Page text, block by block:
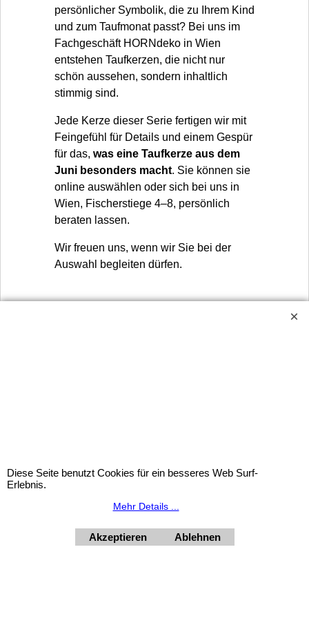
persönlicher Symbolik, die zu Ihrem Kind
und zum Taufmonat passt? Bei uns im
Fachgeschäft HORNdeko in Wien
entstehen Taufkerzen, die nicht nur
schön aussehen, sondern inhaltlich
stimmig sind.
Jede Kerze dieser Serie fertigen wir mit
Feingefühl für Details und einem Gespür
für das, was eine Taufkerze aus dem
Juni besonders macht. Sie können sie
online auswählen oder sich bei uns in
Wien, Fischerstiege 4–8, persönlich
beraten lassen.
Wir freuen uns, wenn wir Sie bei der
Auswahl begleiten dürfen.
+4369910554131
Diese Seite benutzt Cookies für ein besseres Web Surf-
Erlebnis.
Mehr Details ...
Akzeptieren Ablehnen